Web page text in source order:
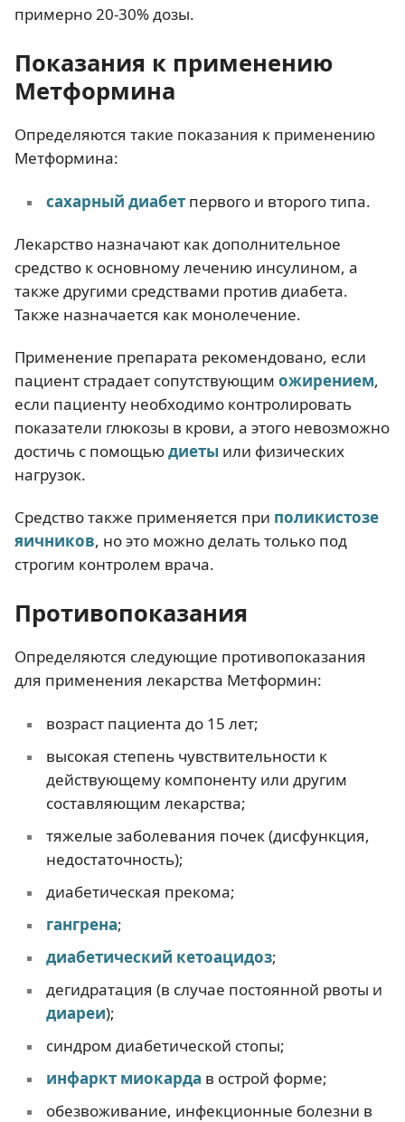
примерно 20-30% дозы.
Показания к применению
Метформина
Определяются такие показания к применению
Метформина:
сахарный диабетпервого и второго типа.
Лекарство назначают как дополнительное
средство к основному лечению инсулином, а
также другими средствами против диабета.
Также назначается как монолечение.
Применение препарата рекомендовано, если
пациент страдает сопутствующим ожирением,
если пациенту необходимо контролировать
показатели глюкозы в крови, а этого невозможно
достичь с помощьюдиеты или физических
нагрузок.
Средство также применяется при поликистозе
яичников, но это можно делать только под
строгим контролем врача.
Противопоказания
Определяются следующие противопоказания
для применения лекарства Метформин:
возраст пациента до 15 лет;
высокая степень чувствительности к
действующему компоненту или другим
составляющим лекарства;
тяжелые заболевания почек (дисфункция,
недостаточность);
диабетическая прекома;
гангрена;
диабетический кетоацидоз;
дегидратация (в случае постоянной рвоты и
диареи);
синдром диабетической стопы;
инфаркт миокарда в острой форме;
обезвоживание, инфекционные болезни в